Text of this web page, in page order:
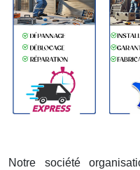
Notre société